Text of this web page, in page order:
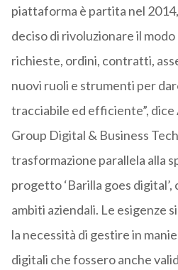
piattaforma è partita nel
deciso di rivoluzionare il
richieste, ordini, contratti,
nuovi ruoli e strumenti per
tracciabile ed efficiente”,
Group Digital & Business
trasformazione parallela alla
progetto ‘Barilla goes
ambiti aziendali. Le esigenze
la necessità di gestire in
digitali che fossero anche